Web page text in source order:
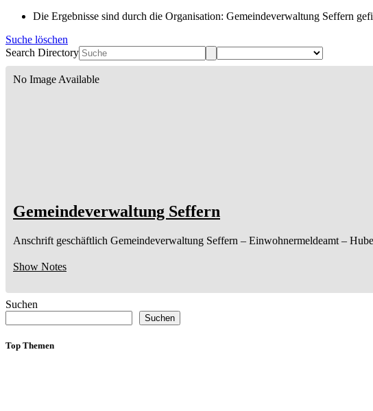
Die Ergebnisse sind durch die Organisation: Gemeindeverwaltung Seffern
Suche löschen
Search Directory
No Image Available
Gemeindeverwaltung Seffern
Anschrift geschäftlich Gemeindeverwaltung Seffern – Einwohnermeldeamt –
Show Notes
Suchen
Suchen
Top Themen